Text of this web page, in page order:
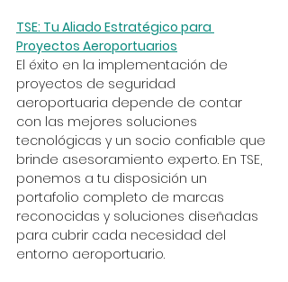
TSE: Tu Aliado Estratégico para
Proyectos Aeroportuarios
El éxito en la implementación de
proyectos de seguridad
aeroportuaria depende de contar
con las mejores soluciones
tecnológicas y un socio confiable que
brinde asesoramiento experto. En TSE,
ponemos a tu disposición un
portafolio completo de marcas
reconocidas y soluciones diseñadas
para cubrir cada necesidad del
entorno aeroportuario.